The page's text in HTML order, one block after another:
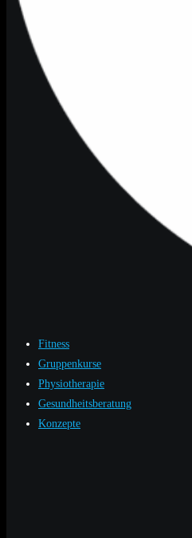
Fitness
Gruppenkurse
Physiotherapie
Gesundheitsberatung
Konzepte